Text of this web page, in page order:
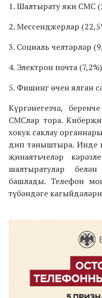
1. Шалтырату яки СМС
2. Мессенджерлар
3. Социаль челтәрләр
4. Электрон почта
5. Фишинг өчен ялган
Күргәнегезчә,
СМСлар тора.
хокук саклау
дип таныштыра. Инде
җинаятьчеләр
шалтыратулар
башлады. Телефон
түбәндәге